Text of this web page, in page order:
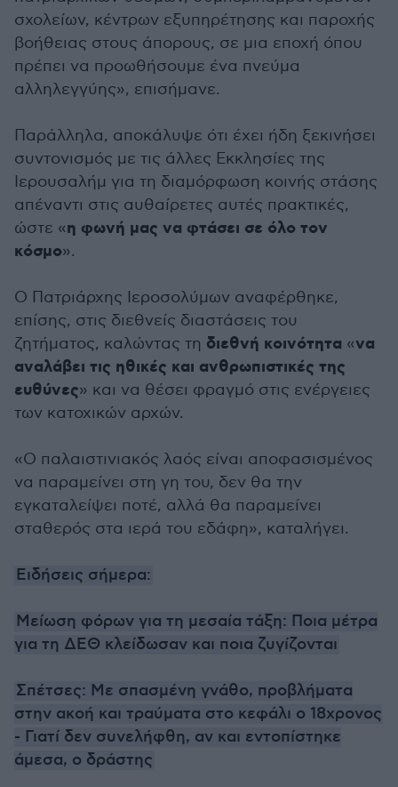
σχολείων, κέντρων εξυπηρέτησης και παροχής
βοήθειας στους άπορους, σε μια εποχή όπου
πρέπει να προωθήσουμε ένα πνεύμα
αλληλεγγύης», επισήμανε.
Παράλληλα, αποκάλυψε ότι έχει ήδη ξεκινήσει
συντονισμός με τις άλλες Εκκλησίες της
Ιερουσαλήμ για τη διαμόρφωση κοινής στάσης
απέναντι στις αυθαίρετες αυτές πρακτικές,
ώστε «η φωνή μας να φτάσει σε όλο τον
κόσμο».
Ο Πατριάρχης Ιεροσολύμων αναφέρθηκε,
επίσης, στις διεθνείς διαστάσεις του
ζητήματος, καλώντας τη διεθνή κοινότητα «να
αναλάβει τις ηθικές και ανθρωπιστικές της
ευθύνες» και να θέσει φραγμό στις ενέργειες
των κατοχικών αρχών.
«Ο παλαιστινιακός λαός είναι αποφασισμένος
να παραμείνει στη γη του, δεν θα την
εγκαταλείψει ποτέ, αλλά θα παραμείνει
σταθερός στα ιερά του εδάφη», καταλήγει.
Ειδήσεις σήμερα:
Μείωση φόρων για τη μεσαία τάξη: Ποια μέτρα
για τη ΔΕΘ κλείδωσαν και ποια ζυγίζονται
Σπέτσες: Με σπασμένη γνάθο, προβλήματα
στην ακοή και τραύματα στο κεφάλι ο 18χρονος
- Γιατί δεν συνελήφθη, αν και εντοπίστηκε
άμεσα, ο δράστης